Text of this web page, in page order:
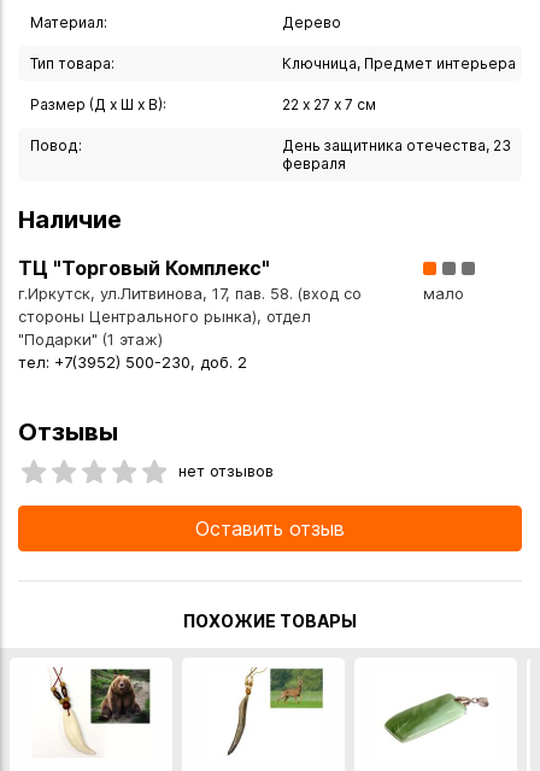
Ключница не просто органайзер для ключей. Она
оберегает ваш покой: утром ключи не теряются, вечером
- Материал: медь
взгляд
- Символ: дом — как место силы, защиты, тепла
Это не плоская наклейка и не штамповка. Это
Ключница "Оберег Дома" — один из лучших вариантов
- Дарит полезную привычку
- Вписывается в любой интерьер (благодаря выбору
цвета кожи)
- Выглядит дорого и душевно одновременно
Технические характеристики:
- Основа - Натуральное дерево
- Отделка - Натуральная кожа (цвет - орех)
Материал: Дерево
Тип товара: Ключница, Предмет интерьера
Размер (Д х Ш х В): 22 х 27 х 7 см
Повод:
День защитника отечества, 23
февраля
Наличие
ТЦ "Торговый Комплекс"
г.Иркутск, ул.Литвинова, 17, пав. 58. (вход со
стороны Центрального рынка), отдел
"Подарки" (1 этаж)
тел: +7(3952) 500-230, доб. 2
мало
Отзывы
нет отзывов
Оставить отзыв
ПОХОЖИЕ ТОВАРЫ